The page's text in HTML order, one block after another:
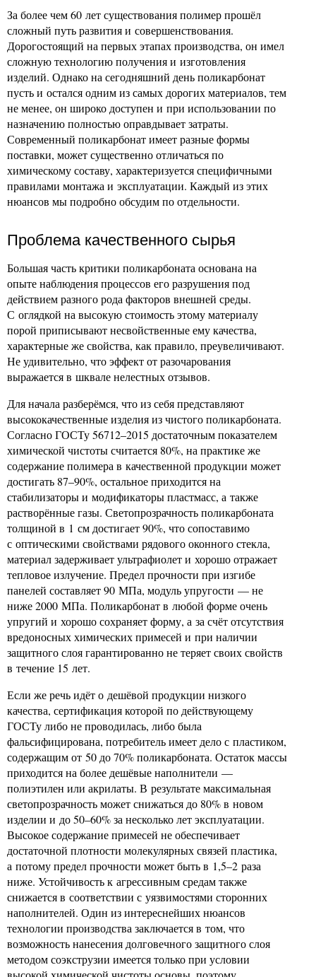
За более чем 60 лет существования полимер прошёл
сложный путь развития и совершенствования.
Дорогостоящий на первых этапах производства, он имел
сложную технологию получения и изготовления
изделий. Однако на сегодняшний день поликарбонат
пусть и остался одним из самых дорогих материалов, тем
не менее, он широко доступен и при использовании по
назначению полностью оправдывает затраты.
Современный поликарбонат имеет разные формы
поставки, может существенно отличаться по
химическому составу, характеризуется специфичными
правилами монтажа и эксплуатации. Каждый из этих
нюансов мы подробно обсудим по отдельности.
Проблема качественного сырья
Большая часть критики поликарбоната основана на
опыте наблюдения процессов его разрушения под
действием разного рода факторов внешней среды.
С оглядкой на высокую стоимость этому материалу
порой приписывают несвойственные ему качества,
характерные же свойства, как правило, преувеличивают.
Не удивительно, что эффект от разочарования
выражается в шквале нелестных отзывов.
Для начала разберёмся, что из себя представляют
высококачественные изделия из чистого поликарбоната.
Согласно ГОСТу 56712–2015 достаточным показателем
химической чистоты считается 80%, на практике же
содержание полимера в качественной продукции может
достигать 87–90%, остальное приходится на
стабилизаторы и модификаторы пластмасс, а также
растворённые газы. Светопрозрачность поликарбоната
толщиной в 1 см достигает 90%, что сопоставимо
с оптическими свойствами рядового оконного стекла,
материал задерживает ультрафиолет и хорошо отражает
тепловое излучение. Предел прочности при изгибе
панелей составляет 90 МПа, модуль упругости — не
ниже 2000 МПа. Поликарбонат в любой форме очень
упругий и хорошо сохраняет форму, а за счёт отсутствия
вредоносных химических примесей и при наличии
защитного слоя гарантированно не теряет своих свойств
в течение 15 лет.
Если же речь идёт о дешёвой продукции низкого
качества, сертификация которой по действующему
ГОСТу либо не проводилась, либо была
фальсифицирована, потребитель имеет дело с пластиком,
содержащим от 50 до 70% поликарбоната. Остаток массы
приходится на более дешёвые наполнители —
полиэтилен или акрилаты. В результате максимальная
светопрозрачность может снижаться до 80% в новом
изделии и до 50–60% за несколько лет эксплуатации.
Высокое содержание примесей не обеспечивает
достаточной плотности молекулярных связей пластика,
а потому предел прочности может быть в 1,5–2 раза
ниже. Устойчивость к агрессивным средам также
снижается в соответствии с уязвимостями сторонних
наполнителей. Один из интереснейших нюансов
технологии производства заключается в том, что
возможность нанесения долговечного защитного слоя
методом соэкструзии имеется только при условии